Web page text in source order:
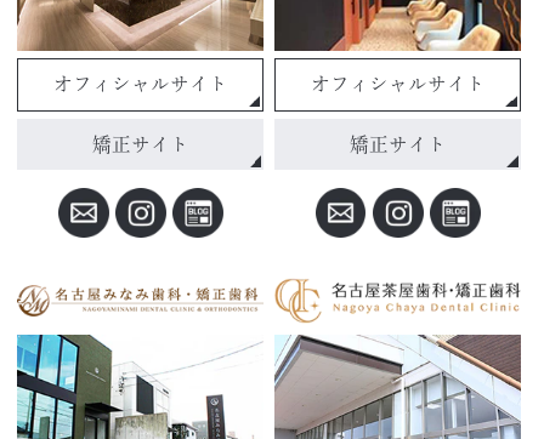
オフィシャルサイト
矯正サイト
オフィシャルサイト
矯正サイト